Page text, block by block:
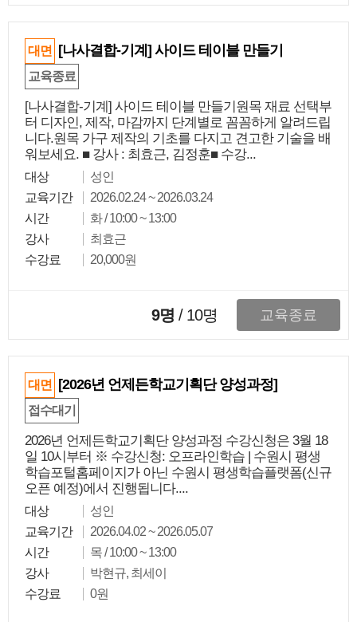
대면 [나사결합-기계] 사이드 테이블 만들기
교육종료
[나사결합-기계] 사이드 테이블 만들기원목 재료 선택부
터 디자인, 제작, 마감까지 단계별로 꼼꼼하게 알려드립
니다.원목 가구 제작의 기초를 다지고 견고한 기술을 배
워보세요. ■ 강사 : 최효근, 김정훈■ 수강...
대상
성인
교육기간
2026.02.24 ~ 2026.03.24
시간
화 / 10:00 ~ 13:00
강사
최효근
수강료
20,000원
9명 / 10명 교육종료
대면 [2026년 언제든학교기획단 양성과정]
접수대기
2026년 언제든학교기획단 양성과정 수강신청은 3월 18
일 10시부터 ※ 수강신청: 오프라인학습 | 수원시 평생
학습포털홈페이지가 아닌 수원시 평생학습플랫폼(신규
오픈 예정)에서 진행됩니다....
대상
성인
교육기간
2026.04.02 ~ 2026.05.07
시간
목 / 10:00 ~ 13:00
강사
박현규, 최세이
수강료
0원